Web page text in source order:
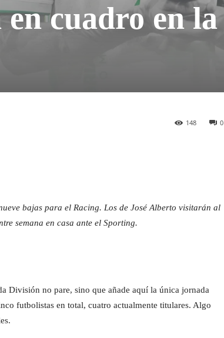
cuadro en la
0
148
bajas para el Racing. Los de José Alberto visitarán al
semana en casa ante el Sporting.
División no pare, sino que añade aquí la única jornada
futbolistas en total, cuatro actualmente titulares. Algo